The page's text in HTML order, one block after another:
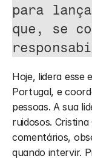
para
que, se
Hoje, lidera esse
Portugal, e
pessoas. A sua
ruidosos.
comentários,
quando intervir.